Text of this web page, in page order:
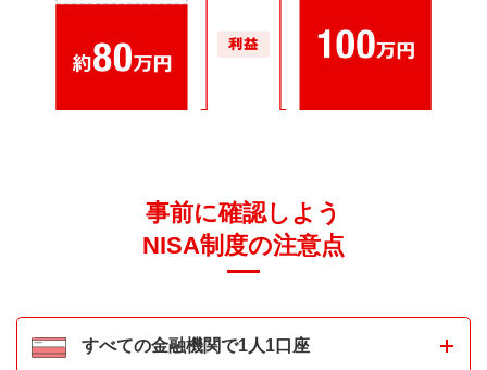
事前に確認しよう
NISA制度の注意点
すべての金融機関で1人1口座